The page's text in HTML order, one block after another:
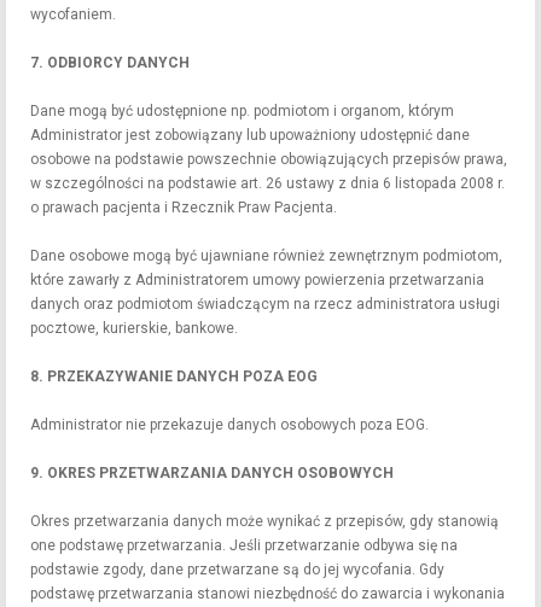
wycofaniem.
7. ODBIORCY DANYCH
Dane mogą być udostępnione np. podmiotom i organom, którym
Administrator jest zobowiązany lub upoważniony udostępnić dane
osobowe na podstawie powszechnie obowiązujących przepisów prawa,
w szczególności na podstawie art. 26 ustawy z dnia 6 listopada 2008 r.
o prawach pacjenta i Rzecznik Praw Pacjenta.
Dane osobowe mogą być ujawniane również zewnętrznym podmiotom,
które zawarły z Administratorem umowy powierzenia przetwarzania
danych oraz podmiotom świadczącym na rzecz administratora usługi
pocztowe, kurierskie, bankowe.
8. PRZEKAZYWANIE DANYCH POZA EOG
Administrator nie przekazuje danych osobowych poza EOG.
9. OKRES PRZETWARZANIA DANYCH OSOBOWYCH
Okres przetwarzania danych może wynikać z przepisów, gdy stanowią
one podstawę przetwarzania. Jeśli przetwarzanie odbywa się na
podstawie zgody, dane przetwarzane są do jej wycofania. Gdy
podstawę przetwarzania stanowi niezbędność do zawarcia i wykonania